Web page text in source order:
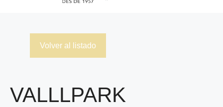
Volver al listado
VALLLPARK